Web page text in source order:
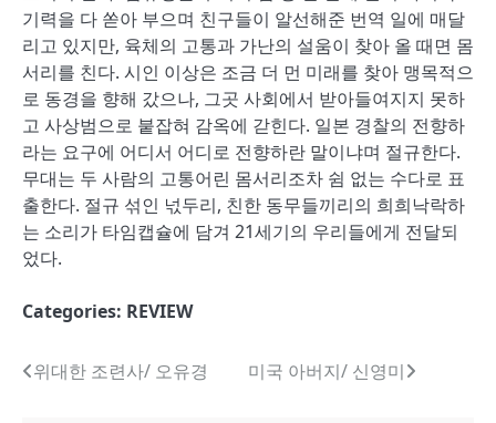
기력을 다 쏟아 부으며 친구들이 알선해준 번역 일에 매달
리고 있지만, 육체의 고통과 가난의 설움이 찾아 올 때면 몸
서리를 친다. 시인 이상은 조금 더 먼 미래를 찾아 맹목적으
로 동경을 향해 갔으나, 그곳 사회에서 받아들여지지 못하
고 사상범으로 붙잡혀 감옥에 갇힌다. 일본 경찰의 전향하
라는 요구에 어디서 어디로 전향하란 말이냐며 절규한다.
무대는 두 사람의 고통어린 몸서리조차 쉼 없는 수다로 표
출한다. 절규 섞인 넋두리, 친한 동무들끼리의 희희낙락하
는 소리가 타임캡슐에 담겨 21세기의 우리들에게 전달되
었다.
Categories: REVIEW
글위대한 조련사/ 오유경 미국 아버지/ 신영미